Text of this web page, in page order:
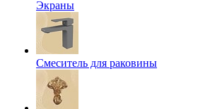
Экраны
Смеситель для раковины